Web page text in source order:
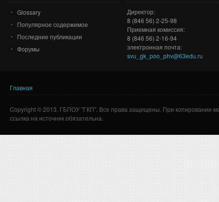
Glossary
Популярное содержимое
Последние публикации
Форумы
Директор:
8 (846 56) 2-25-98
Приемная комиссия:
8 (846 56) 2-16-94
электронная почта:
svu_gk_poo_phv@63edu.ru
Вы здесь
Главная
Copyright © 2013. ГБПОУ "ГКП". Все права защищены. При копировании
ссылка на источник обязательна.